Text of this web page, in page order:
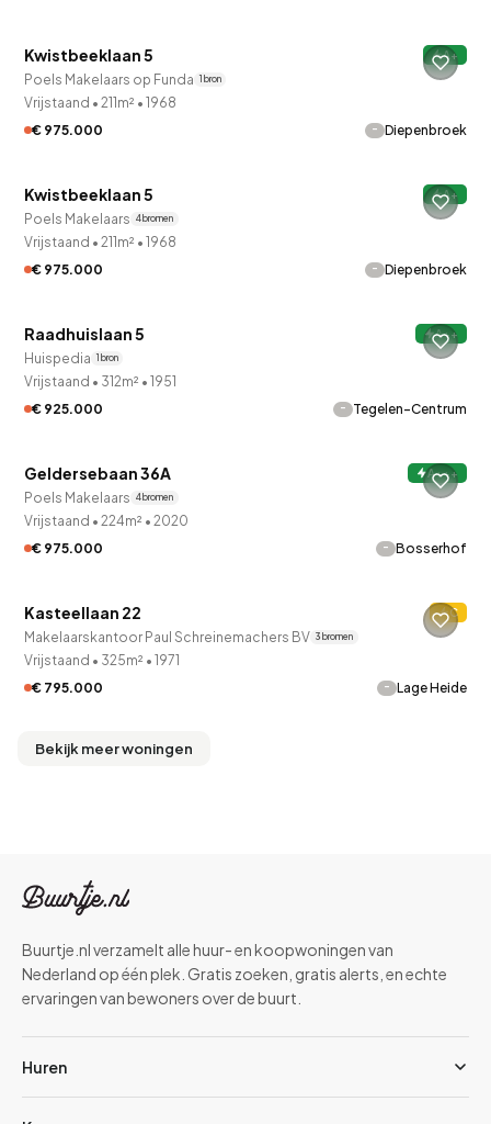
Kwistbeeklaan 5 A+
Poels Makelaars op Funda 1 bron
Vrijstaand • 211m² • 1968
€ 975.000
- Diepenbroek
QUICKLANE™
Kwistbeeklaan 5 A+
Poels Makelaars 4 bronnen
Vrijstaand • 211m² • 1968
€ 975.000
- Diepenbroek
Raadhuislaan 5 A++
Huispedia 1 bron
Vrijstaand • 312m² • 1951
€ 925.000
- Tegelen-Centrum
QUICKLANE™
Geldersebaan 36A A+++
Poels Makelaars 4 bronnen
Vrijstaand • 224m² • 2020
€ 975.000
- Bosserhof
QUICKLANE™
Kasteellaan 22 C
Makelaarskantoor Paul Schreinemachers BV 3 bronnen
Vrijstaand • 325m² • 1971
€ 795.000
- Lage Heide
Bekijk meer woningen
Buurtje.nl verzamelt alle huur- en koopwoningen van
Nederland op één plek. Gratis zoeken, gratis alerts, en echte
ervaringen van bewoners over de buurt.
Huren